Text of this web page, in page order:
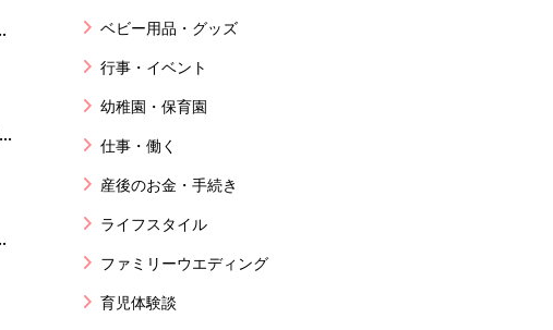
ベビー用品・グッズ
行事・イベント
幼稚園・保育園
仕事・働く
産後のお金・手続き
ライフスタイル
ファミリーウエディング
育児体験談